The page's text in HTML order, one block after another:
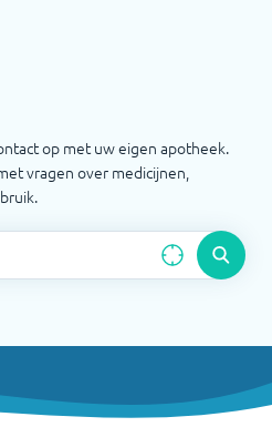
op met uw eigen apotheek.
vragen over medicijnen,